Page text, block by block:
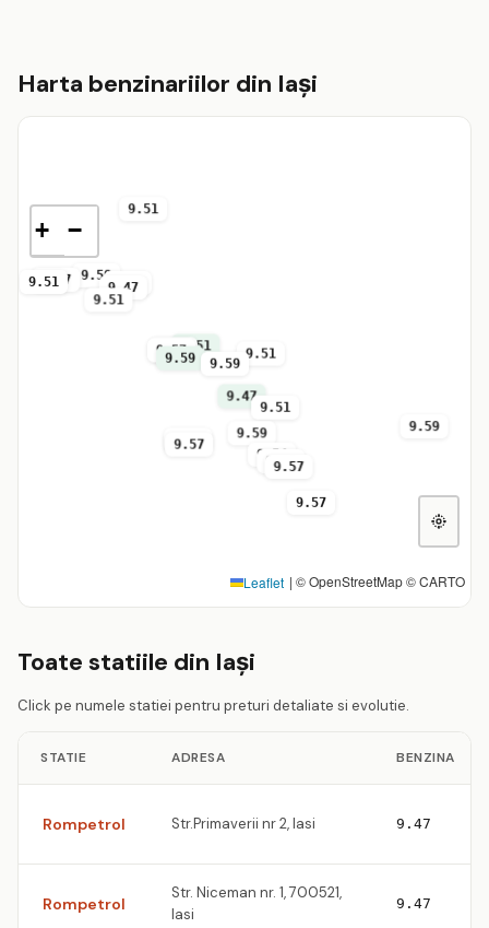
Harta benzinariilor din Iaşi
9.54
9.51 9.51
9.51
9.51
9.51
9.51
9.57
9.57
9.57
9.57
9.57
9.57
9.57
9.57
9.47
9.47
9.47
9.59
9.59
9.59
9.59
9.59
+ −
Leaflet | © OpenStreetMap © CARTO
Toate statiile din Iaşi
Click pe numele statiei pentru preturi detaliate si evolutie.
STATIE ADRESA BENZINA
Rompetrol Str.Primaverii nr 2, Iasi 9.47
Rompetrol
Str. Niceman nr. 1, 700521,
Iasi
9.47